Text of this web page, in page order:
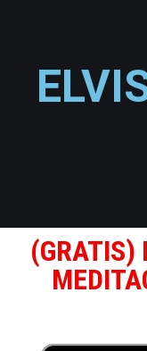
(GRATIS)